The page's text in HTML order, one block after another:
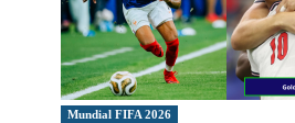
Mundial FIFA 2026